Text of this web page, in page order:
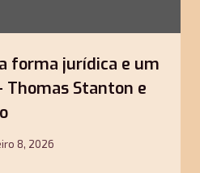
forma jurídica e um
Thomas Stanton e
8, 2026